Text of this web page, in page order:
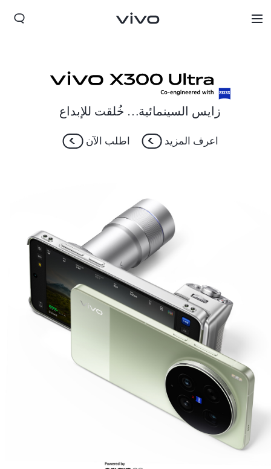
UAE(AR) | حدد البلد/المنطقة
زايس السينمائية… خُلقت للإبداع
اعرف المزيد اطلب الآن